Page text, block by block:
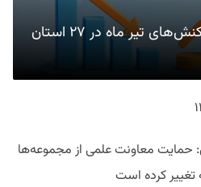
گزارش شاپرک: تعداد تراکنش‌های تیر ماه در ۲۷ استان‌
معاونت علمی از مجموعه‌ها
کرده است